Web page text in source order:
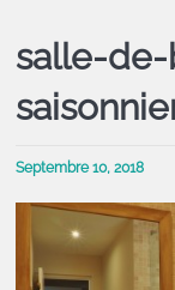
salle-
Septembre 10, 2018